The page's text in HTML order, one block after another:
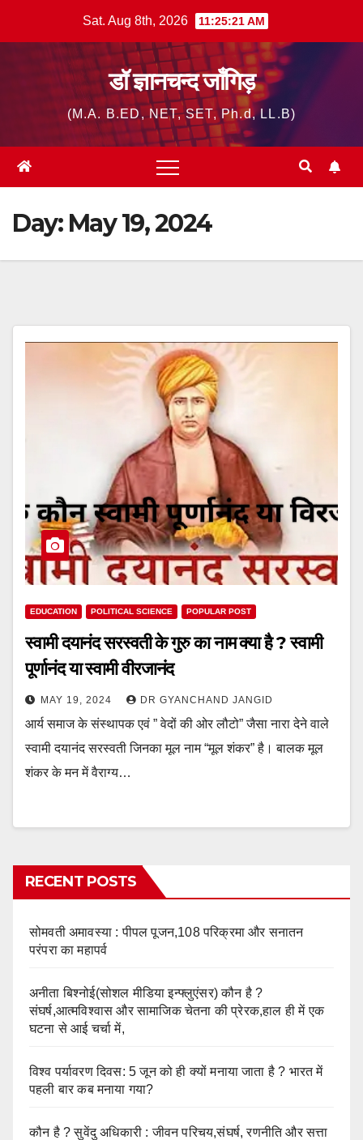
Sat. Aug 8th, 2026 11:25:22 AM
डॉ ज्ञानचन्द जाँगिड़
(M.A. B.ED, NET, SET, Ph.d, LL.B)
Day: May 19, 2024
EDUCATION POLITICAL SCIENCE POPULAR POST
स्वामी दयानंद सरस्वती के गुरु का नाम क्या है ? स्वामी
पूर्णानंद या स्वामी वीरजानंद
MAY 19, 2024 DR GYANCHAND JANGID
आर्य समाज के संस्थापक एवं ” वेदों की ओर लौटो” जैसा नारा देने वाले
स्वामी दयानंद सरस्वती जिनका मूल नाम “मूल शंकर” है। बालक मूल
शंकर के मन में वैराग्य…
RECENT POSTS
सोमवती अमावस्या : पीपल पूजन,108 परिक्रमा और सनातन
परंपरा का महापर्व
अनीता बिश्नोई(सोशल मीडिया इन्फ्लुएंसर) कौन है ?
संघर्ष,आत्मविश्वास और सामाजिक चेतना की प्रेरक,हाल ही में एक
घटना से आई चर्चा में,
विश्व पर्यावरण दिवस: 5 जून को ही क्यों मनाया जाता है ? भारत में
पहली बार कब मनाया गया?
कौन है ? सुवेंदु अधिकारी : जीवन परिचय,संघर्ष, रणनीति और सत्ता